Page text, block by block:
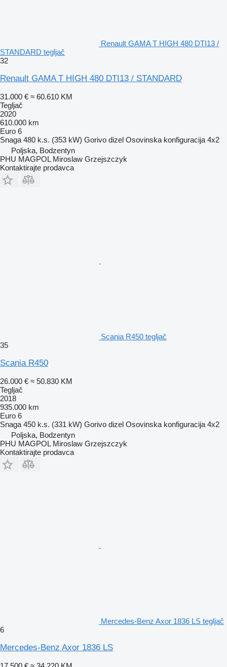
Renault GAMA T HIGH 480 DTI13 /
STANDARD tegljač
32
Renault GAMA T HIGH 480 DTI13 / STANDARD
31.000 € ≈ 60.610 KM
Tegljač
2020
610.000 km
Euro 6
Snaga 480 k.s. (353 kW) Gorivo dizel Osovinska konfiguracija 4x2
Poljska, Bodzentyn
PHU MAGPOL Miroslaw Grzejszczyk
Kontaktirajte prodavca
Scania R450 tegljač
35
Scania R450
26.000 € ≈ 50.830 KM
Tegljač
2018
935.000 km
Euro 6
Snaga 450 k.s. (331 kW) Gorivo dizel Osovinska konfiguracija 4x2
Poljska, Bodzentyn
PHU MAGPOL Miroslaw Grzejszczyk
Kontaktirajte prodavca
Mercedes-Benz Axor 1836 LS tegljač
6
Mercedes-Benz Axor 1836 LS